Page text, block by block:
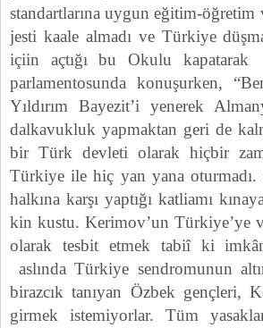
standartlarına uygun eğitim-
jesti kaale almadı ve Türkiye
içiin açtığı bu Okulu
parlamentosunda konuşurken,
Yıldırım Bayezit’i yenerek
dalkavukluk yapmaktan geri de
bir Türk devleti olarak hiçbir
Türkiye ile hiç yan yana oturmadı.
halkına karşı yaptığı katliamı
kin kustu. Kerimov’un Türkiye’ye
olarak tesbit etmek tabiî ki
aslında Türkiye sendromunun
birazcık tanıyan Özbek gençleri,
girmek istemiyorlar. Tüm